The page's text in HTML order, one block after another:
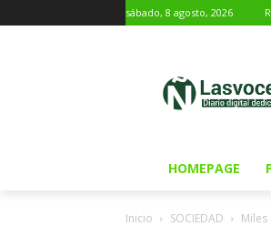
sábado, 8 agosto, 2026
HOMEPAGE
Inicio SOCIEDAD